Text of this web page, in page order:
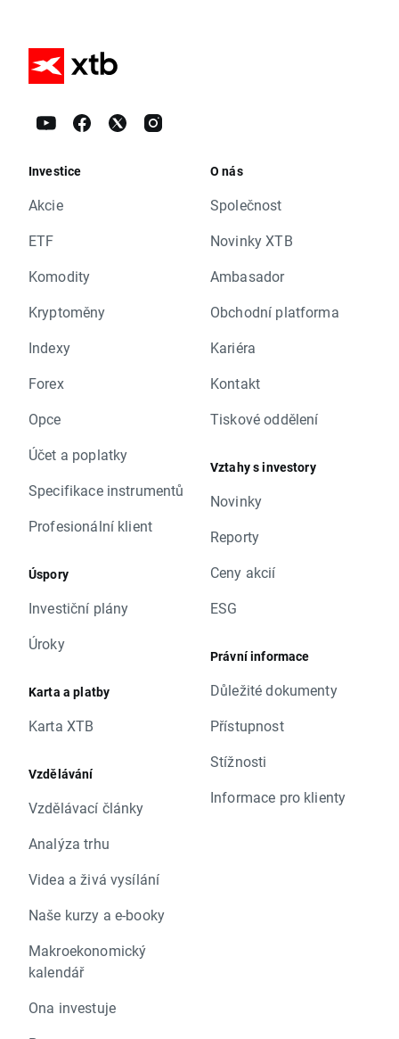
Investice
Akcie
ETF
Komodity
Kryptoměny
Indexy
Forex
Opce
Účet a poplatky
Specifikace instrumentů
Profesionální klient
Úspory
Investiční plány
Úroky
Karta a platby
Karta XTB
Vzdělávání
Vzdělávací články
Analýza trhu
Videa a živá vysílání
Naše kurzy a e-booky
Makroekonomický
kalendář
Ona investuje
O nás
Společnost
Novinky XTB
Ambasador
Obchodní platforma
Kariéra
Kontakt
Tiskové oddělení
Vztahy s investory
Novinky
Reporty
Ceny akcií
ESG
Právní informace
Důležité dokumenty
Přístupnost
Stížnosti
Informace pro klienty